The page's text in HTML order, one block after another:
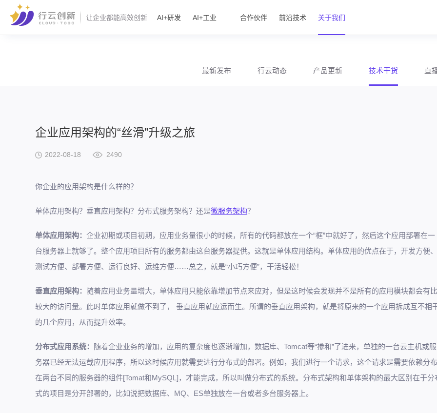
让企业都能高效创新 AI+研发 AI+工业 合作伙伴 前沿技术 关于我们
最新发布 行云动态 产品更新 技术干货 直
企业应用架构的“丝滑”升级之旅
2022-08-18 2490
你企业的应用架构是什么样的？
单体应用架构？垂直应用架构？分布式服务架构？还是微服务架构？
单体应用架构： 企业初期或项目初期，应用业务量很小的时候，所有的代码都放在一个“框”中就好了，然后这个应用部署在一
台服务器上就够了。整个应用项目所有的服务都由这台服务器提供。这就是单体应用结构。单体应用的优点在于，开发方便、
测试方便、部署方便、运行良好、运维方便……总之，就是“小巧方便”，干活轻松！
垂直应用架构：
随着应用业务量增大，单体应用只能依靠增加节点来应对，但是这时候会发现并不是所有的应用模块都会有比
较大的访问量。此时单体应用就做不到了， 垂直应用就应运而生。所谓的垂直应用架构，就是将原来的一个应用拆成互不相
的几个应用，从而提升效率。
分布式应用系统：
随着企业业务的增加，应用的复杂度也逐渐增加，数据库、Tomcat等“掺和”了进来，单独的一台云主机或服
务器已经无法运载应用程序，所以这时候应用就需要进行分布式的部署。例如，我们进行一个请求，这个请求是需要依赖分布
在两台不同的服务器的组件[Tomat和MySQL]，才能完成，所以叫做分布式的系统。分布式架构和单体架构的最大区别在于分
式的项目是分开部署的，比如说把数据库、MQ、ES单独放在一台或者多台服务器上。